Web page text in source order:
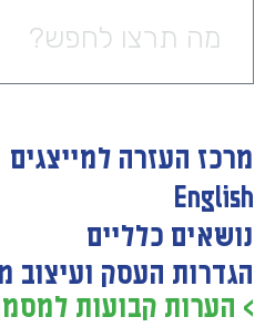
מרכז העזרה למייצגים
English
נושאים כלליים
הגדרות העסק ועיצוב
> הערות קבועות